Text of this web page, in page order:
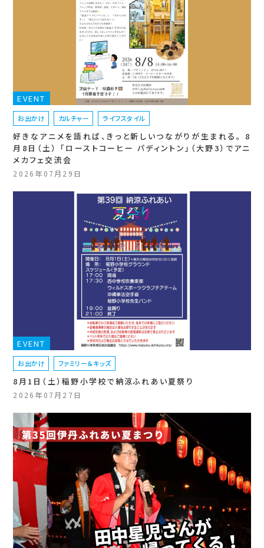
EVENT
お出かけ カルチャー ライフスタイル
好きなアニメを語れば、きっと新しいつながりが生まれる。 8
月8日（土） 「ローストコーヒー パディントン」（大野3）でアニ
メカフェ交流会
2026年07月29日
EVENT
お出かけ ファミリー＆キッズ
8月1日（土）稲野小学校で納涼ふれあい夏祭り
2026年07月27日